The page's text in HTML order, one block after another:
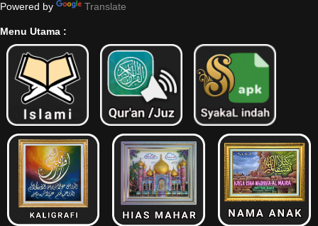
Powered by Translate
Menu Utama :